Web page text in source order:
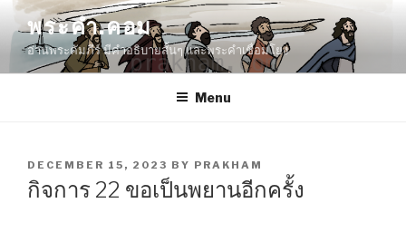
Skip
content
พระคำ.คอม
อ่านพระคัมภีร์ มีคำอธิบายสั้นๆ และพระคำเชื่อมโยง
Menu
POSTED
ON
DECEMBER 15, 2023 BY PRAKHAM
กิจการ 22 ขอเป็นพยานอีกครั้ง